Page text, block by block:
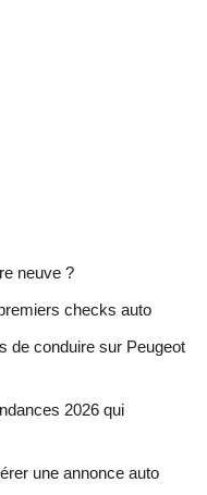
neuve ?
checks auto
de conduire sur Peugeot
2026 qui
une annonce auto